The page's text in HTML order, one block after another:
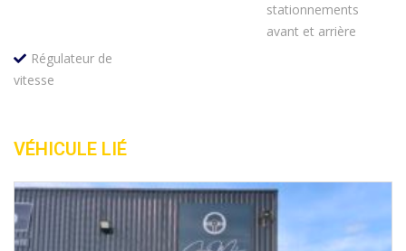
stationnements
avant et arrière
Régulateur de
vitesse
VÉHICULE LIÉ